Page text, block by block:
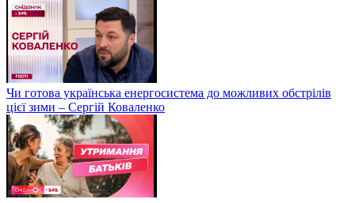
Чи готова українська енергосистема до можливих обстрілів
цієї зими – Сергій Коваленко